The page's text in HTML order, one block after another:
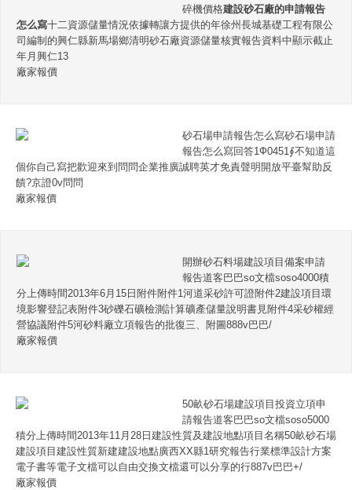
碎機價格建設砂石廠的申請報告
怎么寫十二資源儲量情況依據轉讓方提供的年徐州長城基礎工程有限公
司編制的興仁縣新馬場鄉清明砂石廠資源儲量核實報告資料中顯示截止
年月興仁13
廠家報價
砂石場申請報告怎么寫砂石場申請
報告怎么寫回答1Ф0451∮不知道這
個你自己寫把歡迎來到問問企業推廣誠聘英才免責聲明開放平臺幫助反
饋?京證0v問問
廠家報價
開辦砂石料場建設項目備案申請
報告道客巴巴so文檔soso4000積
分上傳時間2013年6月15日附件附件1河道采砂許可證附件2建設項目環
境影響登記表附件3砂礫石礦檢測計算礦產儲量說明書見附件4采砂權經
營協議附件5河砂料廠立項報告的批復三、附圖888v巴巴/
廠家報價
50畝砂石場建設項目投資立項申
請報告道客巴巴so文檔soso5000
積分上傳時間2013年11月28日建設性質及建設地點項目名稱50畝砂石場
建設項目建設性質新建建設地點廣西XX縣1研究報告行業標準設計方案
電子書等電子文檔可以自由交換文檔還可以分享的行887v巴巴+/
廠家報價